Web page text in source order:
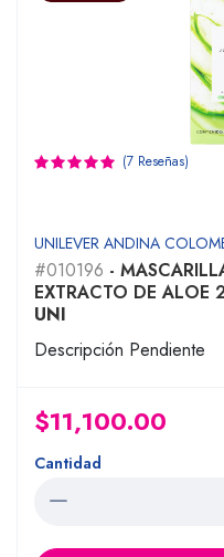
(7 Reseñas)
UNILEVER ANDINA
#010196 -
EXTRACTO DE ALOE
UNI
Descripción Pendiente
$11,100.00
Cantidad